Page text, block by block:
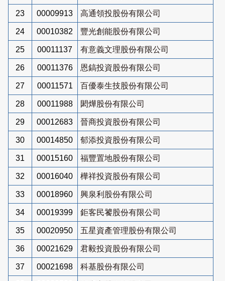
23 00009913 高通領投股份有限公司
24 00010382 豐光創能股份有限公司
25 00011137 有意義文理股份有限公司
26 00011376 恩鎬投資股份有限公司
27 00011571 百優泰生技股份有限公司
28 00011988 閎燁股份有限公司
29 00012683 晉商投資股份有限公司
30 00014850 郁添投資股份有限公司
31 00015160 福豐置地股份有限公司
32 00016040 樺祥投資股份有限公司
33 00018960 興泉利股份有限公司
34 00019399 鉅客民饕股份有限公司
35 00020950 五星資產管理股份有限公司
36 00021629 君毅投資股份有限公司
37 00021698 科基股份有限公司